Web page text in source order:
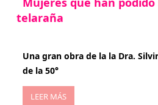
telaraña
Una gran obra de la la Dra.
de la 50°
LEER MÁS